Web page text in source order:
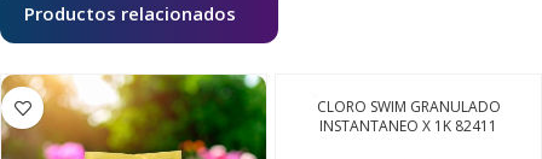
Productos relacionados
CLORO SWIM GRANULADO
INSTANTANEO X 1K 82411